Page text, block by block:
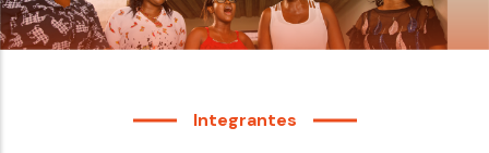
Integrantes